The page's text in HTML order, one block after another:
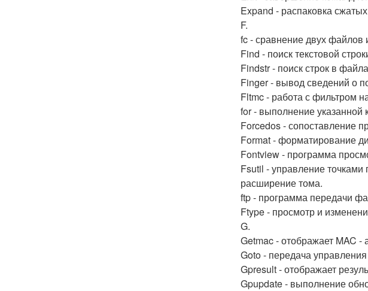
Expand - распаковка
F.
fc - сравнение двух
Find - поиск текстовой
Findstr - поиск строк в
Finger - вывод сведений о
Fltmc - работа с фильтром
for - выполнение
Forcedos - сопоставление
Format - форматирование
Fontview - программа
Fsutil - управление
расширение тома.
ftp - программа передачи
Ftype - просмотр и
G.
Getmac - отображает MAC -
Goto - передача
Gpresult - отображает
Gpupdate - выполнение